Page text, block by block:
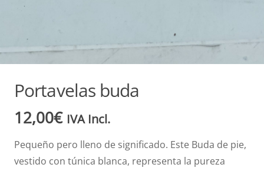
Portavelas buda
12,00€ IVA Incl.
Pequeño pero lleno de significado. Este Buda de pie,
vestido con túnica blanca, representa la pureza